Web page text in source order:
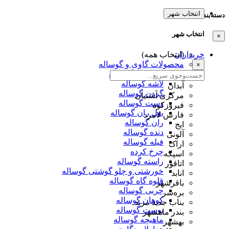
دسته‌بندی‌ها
×
خریداران
محصولات گاوی و گوساله
دمبالیچه گوساله
لاشه گوساله
گردن گوساله
دست گوساله
بغل ران گوساله
ران گوساله
دنده گوساله
فیله گوساله
چرخ کرده
راسته گوساله
خورشتی و چلو گوشتی گوساله
قلوه گاه گوساله
چربی گوساله
کوهان گوساله
پوست گوساله
ماهیچه گوساله
انتخاب شهر
انتخاب شهر
(انتخاب همه)
×
آبدان
مرکزی آشتیان
فیروزکوه
فارس لامرد
ایج
آلونی
اراک
اسپکه
اتاقور
انابد
باقرشهر
بره‌سر
بناب جدید مرند
بندر ماهشهر
بهشهر